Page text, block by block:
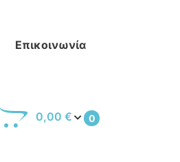
Επικοινωνία
0
0,00 €